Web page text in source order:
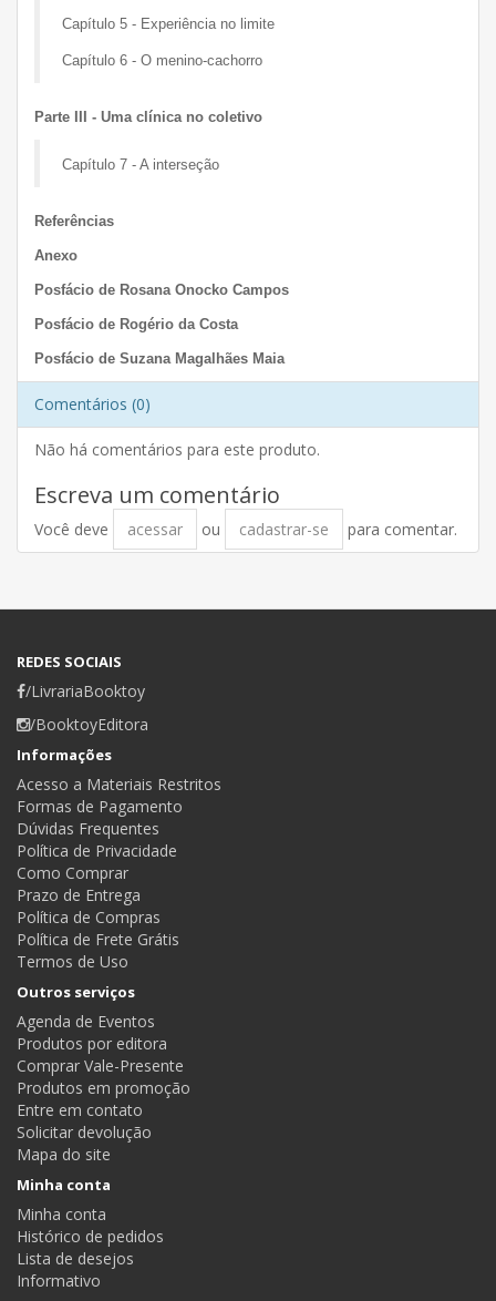
Capítulo 5 - Experiência no limite
Capítulo 6 - O menino-cachorro
Parte III - Uma clínica no coletivo
Capítulo 7 - A interseção
Referências
Anexo
Posfácio de Rosana Onocko Campos
Posfácio de Rogério da Costa
Posfácio de Suzana Magalhães Maia
Comentários (0)
Não há comentários para este produto.
Escreva um comentário
Você deve acessar ou cadastrar-se para comentar.
REDES SOCIAIS
/LivrariaBooktoy
/BooktoyEditora
Informações
Acesso a Materiais Restritos
Formas de Pagamento
Dúvidas Frequentes
Política de Privacidade
Como Comprar
Prazo de Entrega
Política de Compras
Política de Frete Grátis
Termos de Uso
Outros serviços
Agenda de Eventos
Produtos por editora
Comprar Vale-Presente
Produtos em promoção
Entre em contato
Solicitar devolução
Mapa do site
Minha conta
Minha conta
Histórico de pedidos
Lista de desejos
Informativo